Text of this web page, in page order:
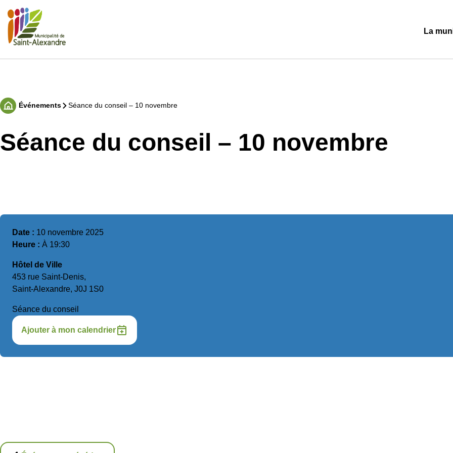
au
contenu
La
Ouvrir/
sous-
Accueil Événements Séance du conseil – 10 novembre
Séance du conseil – 10 novembre
Date : 10 novembre 2025
Heure : À 19:30
Hôtel de Ville
453 rue Saint-Denis,
Saint-Alexandre, J0J 1S0
Séance du conseil
Ajouter à mon calendrier